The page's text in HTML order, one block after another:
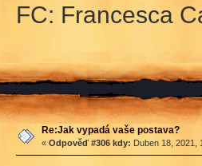
FC: Francesca
Re:Jak vypadá vaše postava?
« Odpověď #306 kdy: Duben 18, 2021,